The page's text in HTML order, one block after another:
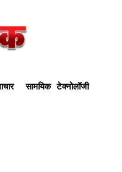
सामयिक टेक्नोलॉजी